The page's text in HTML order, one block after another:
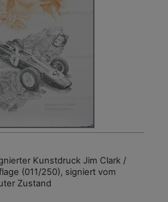
Kunstdruck Jim Clark /
(011/250), signiert vom
Zustand